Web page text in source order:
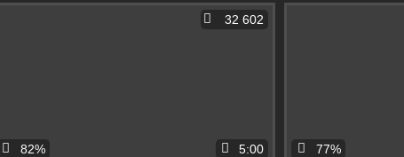
82%
32 602
5:00 77%